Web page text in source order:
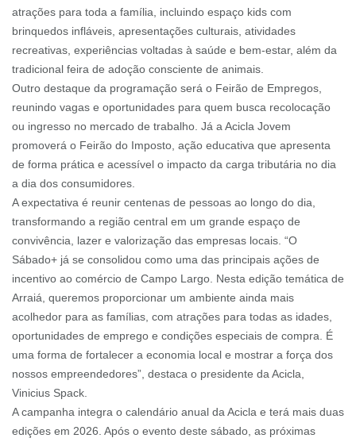
atrações para toda a família, incluindo espaço kids com
brinquedos infláveis, apresentações culturais, atividades
recreativas, experiências voltadas à saúde e bem-estar, além da
tradicional feira de adoção consciente de animais.
Outro destaque da programação será o Feirão de Empregos,
reunindo vagas e oportunidades para quem busca recolocação
ou ingresso no mercado de trabalho. Já a Acicla Jovem
promoverá o Feirão do Imposto, ação educativa que apresenta
de forma prática e acessível o impacto da carga tributária no dia
a dia dos consumidores.
A expectativa é reunir centenas de pessoas ao longo do dia,
transformando a região central em um grande espaço de
convivência, lazer e valorização das empresas locais. “O
Sábado+ já se consolidou como uma das principais ações de
incentivo ao comércio de Campo Largo. Nesta edição temática de
Arraiá, queremos proporcionar um ambiente ainda mais
acolhedor para as famílias, com atrações para todas as idades,
oportunidades de emprego e condições especiais de compra. É
uma forma de fortalecer a economia local e mostrar a força dos
nossos empreendedores”, destaca o presidente da Acicla,
Vinicius Spack.
A campanha integra o calendário anual da Acicla e terá mais duas
edições em 2026. Após o evento deste sábado, as próximas